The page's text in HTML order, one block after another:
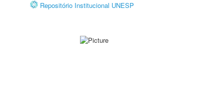
Repositório Institucional UNESP